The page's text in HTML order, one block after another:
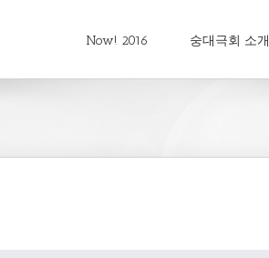
Now! 2016 숭대극회 소개